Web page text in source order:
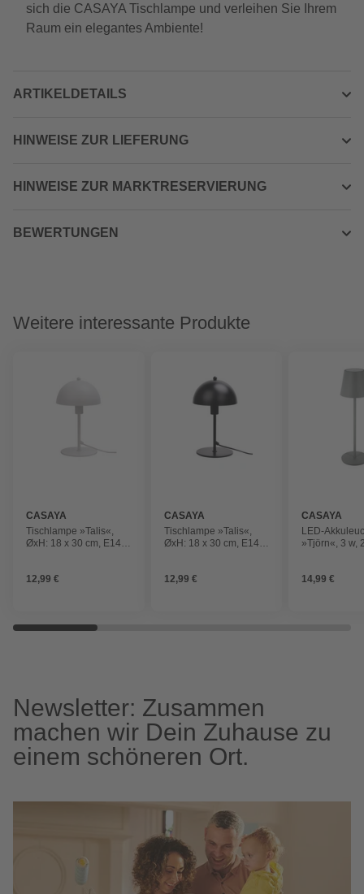
sich die CASAYA Tischlampe und verleihen Sie Ihrem
Raum ein elegantes Ambiente!
ARTIKELDETAILS
HINWEISE ZUR LIEFERUNG
HINWEISE ZUR MARKTRESERVIERUNG
BEWERTUNGEN
Weitere interessante Produkte
CASAYA
Tischlampe »Talis«,
ØxH: 18 x 30 cm, E14,
weiß
12,99 €
CASAYA
Tischlampe »Talis«,
ØxH: 18 x 30 cm, E14,
schwarz
12,99 €
CASAYA
LED-
»Tjörn«, 3 w,
14,99 €
Newsletter: Zusammen
machen wir Dein Zuhause zu
einem schöneren Ort.